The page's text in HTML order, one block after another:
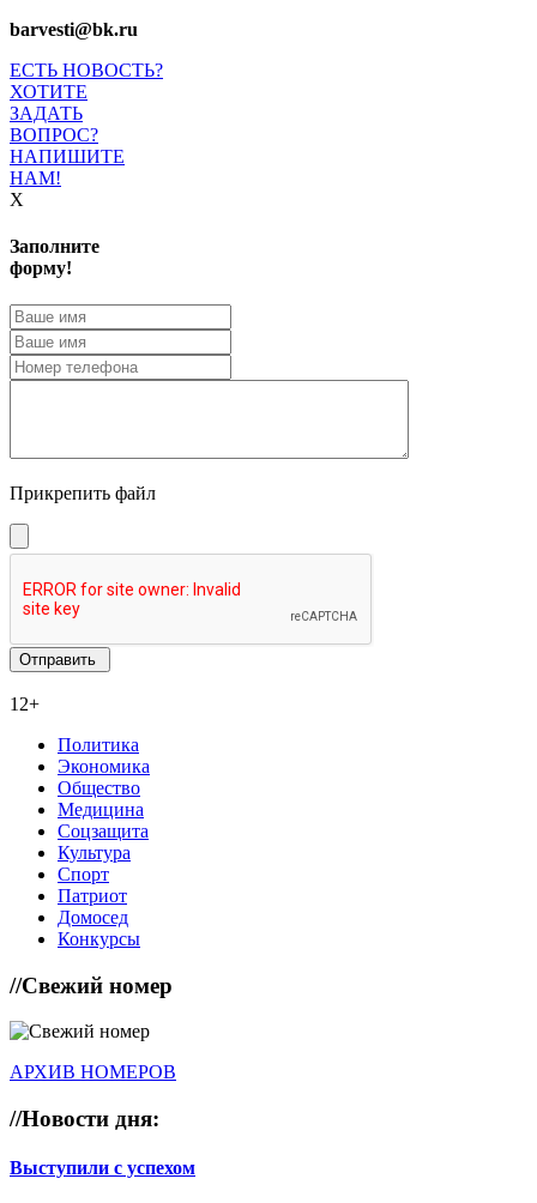
barvesti@bk.ru
ЕСТЬ НОВОСТЬ?
ХОТИТЕ
ЗАДАТЬ
ВОПРОС?
НАПИШИТЕ
НАМ!
X
Заполните
форму!
Прикрепить файл
12+
Политика
Экономика
Общество
Медицина
Соцзащита
Культура
Спорт
Патриот
Домосед
Конкурсы
//Свежий номер
АРХИВ НОМЕРОВ
//Новости дня:
Выступили с успехом